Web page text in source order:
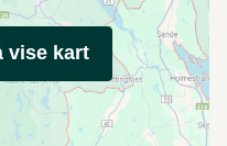
vise kart